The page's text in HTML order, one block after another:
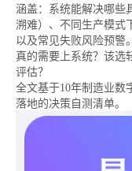
涵盖：系统能解决哪些
溯难）、不同生产模式
以及常见失败风险预警
真的需要上系统？该选
评估？
全文基于10年制造业数
落地的决策自测清单。